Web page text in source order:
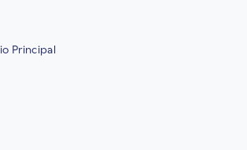
Principal